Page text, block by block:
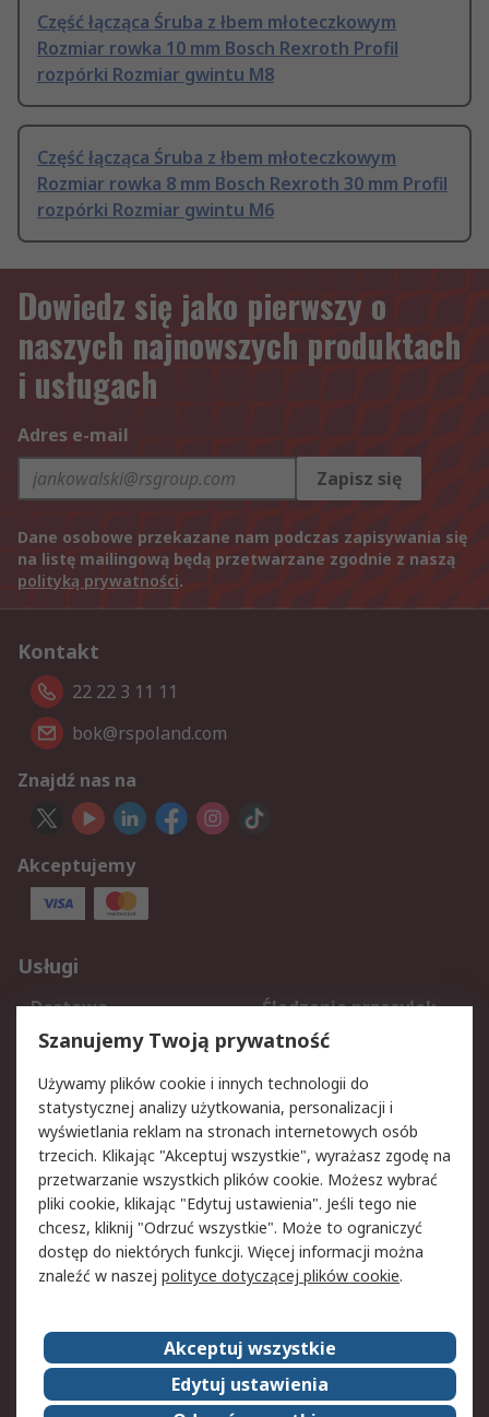
Część łącząca Śruba z łbem młoteczkowym
Rozmiar rowka 10 mm Bosch Rexroth Profil
rozpórki Rozmiar gwintu M8
Część łącząca Śruba z łbem młoteczkowym
Rozmiar rowka 8 mm Bosch Rexroth 30 mm Profil
rozpórki Rozmiar gwintu M6
Dowiedz się jako pierwszy o
naszych najnowszych produktach
i usługach
Adres e-mail
Zapisz się
Dane osobowe przekazane nam podczas zapisywania się
na listę mailingową będą przetwarzane zgodnie z naszą
polityką prywatności.
Kontakt
22 22 3 11 11
bok@rspoland.com
Znajdź nas na
Akceptujemy
Usługi
Dostawa
Śledzenie przesyłek
Reklamacje i zwroty
Rejestracja
Aspekty prawne
Bezpieczeństwo e-
maila
Polityka dotycząca
plików cookie
Polityka prywatności
Użytkowanie witryny
Zastrzeżenia prawne
Warunki Sprzedaży
Kontakt
O firmie RS
RS na świecie
Kariera
Nagrody dla RS
Szanujemy Twoją prywatność
Używamy plików cookie i innych technologii do
statystycznej analizy użytkowania, personalizacji i
wyświetlania reklam na stronach internetowych osób
trzecich. Klikając "Akceptuj wszystkie", wyrażasz zgodę na
przetwarzanie wszystkich plików cookie. Możesz wybrać
pliki cookie, klikając "Edytuj ustawienia". Jeśli tego nie
chcesz, kliknij "Odrzuć wszystkie". Może to ograniczyć
dostęp do niektórych funkcji. Więcej informacji można
znaleźć w naszej polityce dotyczącej plików cookie.
Akceptuj wszystkie
Edytuj ustawienia